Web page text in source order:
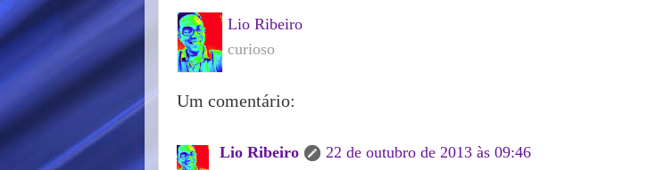
Lio Ribeiro
curioso
Um comentário:
Lio Ribeiro
22 de outubro de 2013 às 09:46